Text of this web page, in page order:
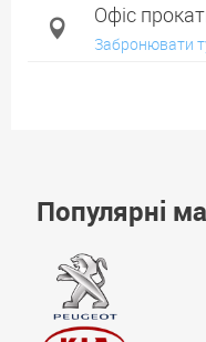
Офіс
Забронювати
Популярні